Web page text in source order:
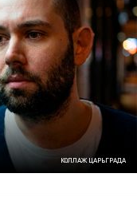
КОЛЛАЖ ЦАРЬГРАДА